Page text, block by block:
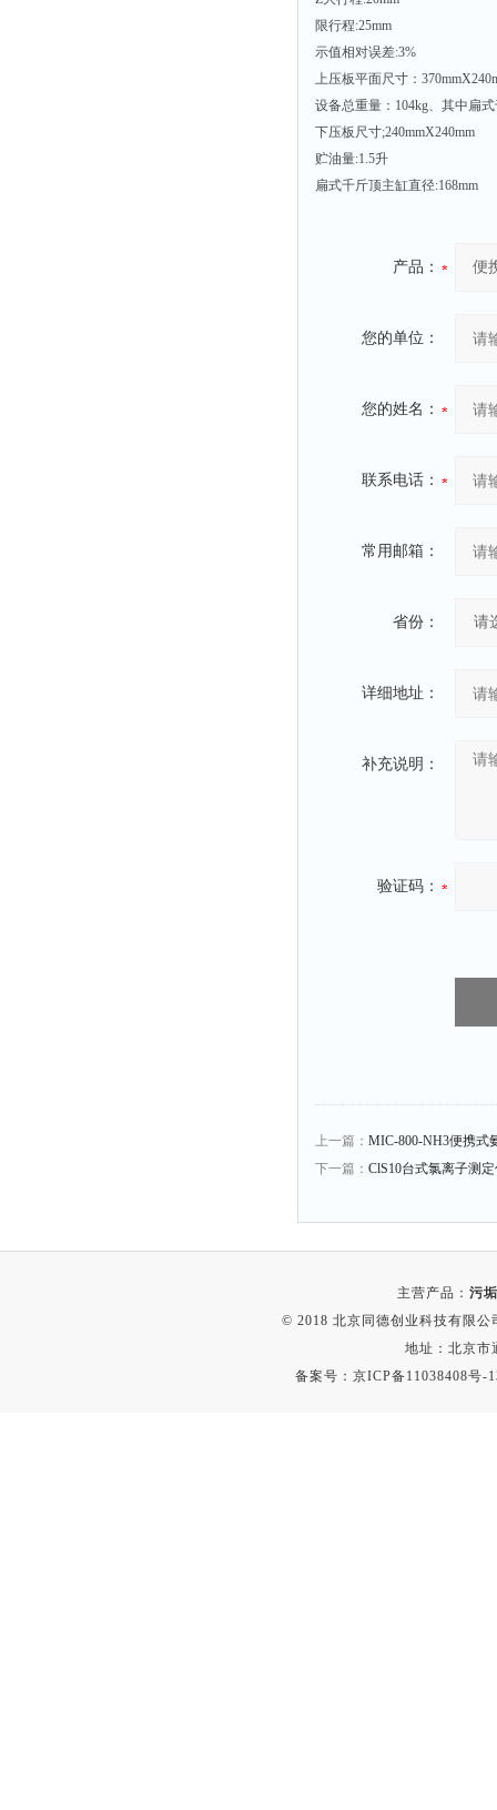
限行程:25mm
示值相对误差:3%
上压板平面尺寸：
设备总重量：104kg、其中扁
下压板尺寸;240mmX240mm
贮油量:1.5升
扁式千斤顶主缸直径:168mm
产品：
您的单位：
您的姓名：
联系电话：
常用邮箱：
省份：
详细地址：
补充说明：
验证码：
上一篇： MIC-800-NH3便携式
下一篇： ClS10台式氯离子测
主营产品： 污
© 2018 北京同德创业科技有限
地址：北京市
备案号： 京ICP备11038408号-